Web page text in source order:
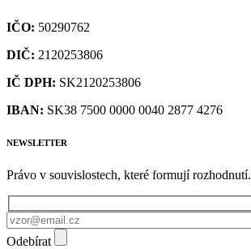
IČO: 50290762
DIČ: 2120253806
IČ DPH: SK2120253806
IBAN: SK38 7500 0000 0040 2877 4276
NEWSLETTER
Právo v souvislostech, které formují rozhodnutí.
Odebírat